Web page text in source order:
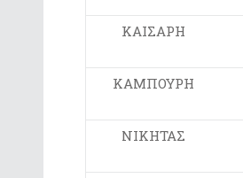
ΚΑΙΣΑΡΗ
ΚΑΜΠΟΥΡΗ
ΝΙΚΗΤΑΣ